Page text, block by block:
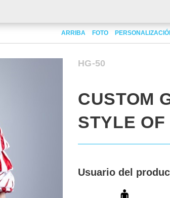
in style of MiddenlandARRIBA FOTO
HG-50
CUSTOM
STYLE
Usuario del